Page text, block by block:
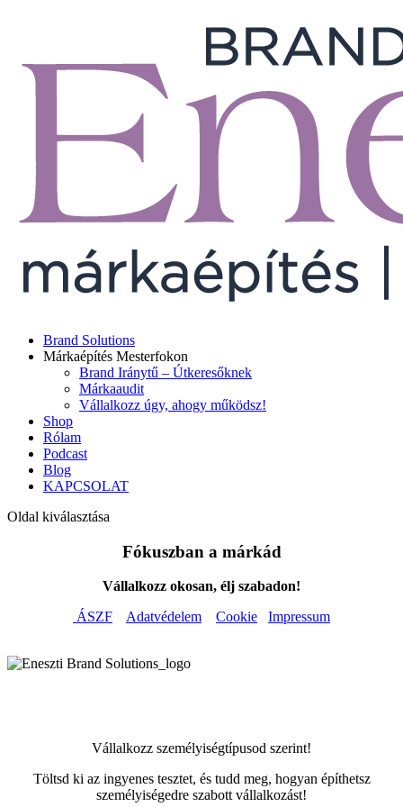
Brand Solutions
Márkaépítés Mesterfokon
Brand Iránytű – Útkeresőknek
Márkaaudit
Vállalkozz úgy, ahogy működsz!
Shop
Rólam
Podcast
Blog
KAPCSOLAT
Oldal kiválasztása
Fókuszban a márkád
Vállalkozz okosan, élj szabadon!
ÁSZF
Adatvédelem Cookie Impressum
Vállalkozz személyiségtípusod szerint!
Töltsd ki az ingyenes tesztet, és tudd meg, hogyan építhetsz
személyiségedre szabott vállalkozást!